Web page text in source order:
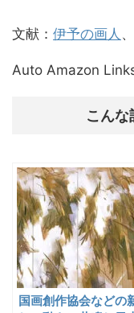
文献： 伊予の画人
Auto Amazon
こん
国画創作協会などの